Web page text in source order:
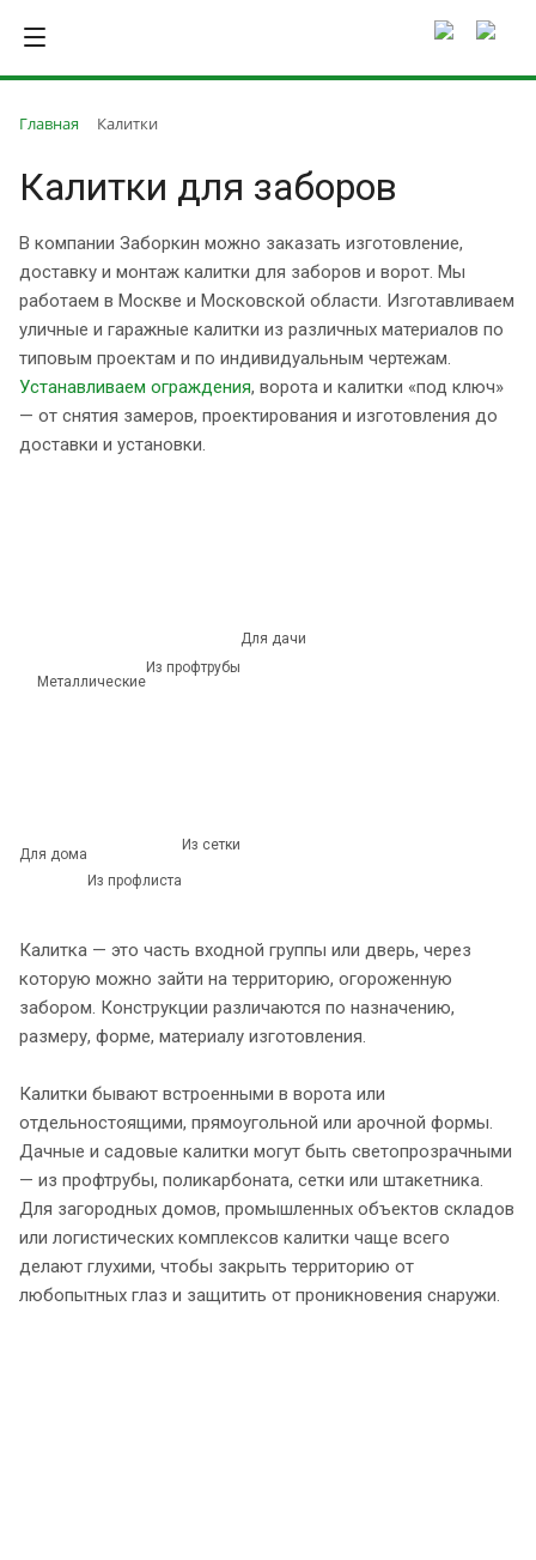
Главная Калитки
Калитки для заборов
В компании Заборкин можно заказать изготовление,
доставку и монтаж калитки для заборов и ворот. Мы
работаем в Москве и Московской области. Изготавливаем
уличные и гаражные калитки из различных материалов по
типовым проектам и по индивидуальным чертежам.
Устанавливаем ограждения, ворота и калитки «под ключ»
— от снятия замеров, проектирования и изготовления до
доставки и установки.
Металлические
Из профтрубы
Для дачи
Для дома
Из профлиста
Из сетки
Калитка — это часть входной группы или дверь, через
которую можно зайти на территорию, огороженную
забором. Конструкции различаются по назначению,
размеру, форме, материалу изготовления.
Калитки бывают встроенными в ворота или
отдельностоящими, прямоугольной или арочной формы.
Дачные и садовые калитки могут быть светопрозрачными
— из профтрубы, поликарбоната, сетки или штакетника.
Для загородных домов, промышленных объектов складов
или логистических комплексов калитки чаще всего
делают глухими, чтобы закрыть территорию от
любопытных глаз и защитить от проникновения снаружи.